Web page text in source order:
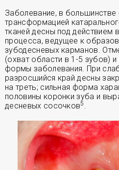
Заболевание, в
трансформацией
тканей десны под действием
процесса, ведущее к
зубодесневых карманов.
(охват области в 1-5 зубов)
формы заболевания. При
разросшийся край десны
на треть; сильная форма
половины коронки зуба и
десневых сосочков5 .